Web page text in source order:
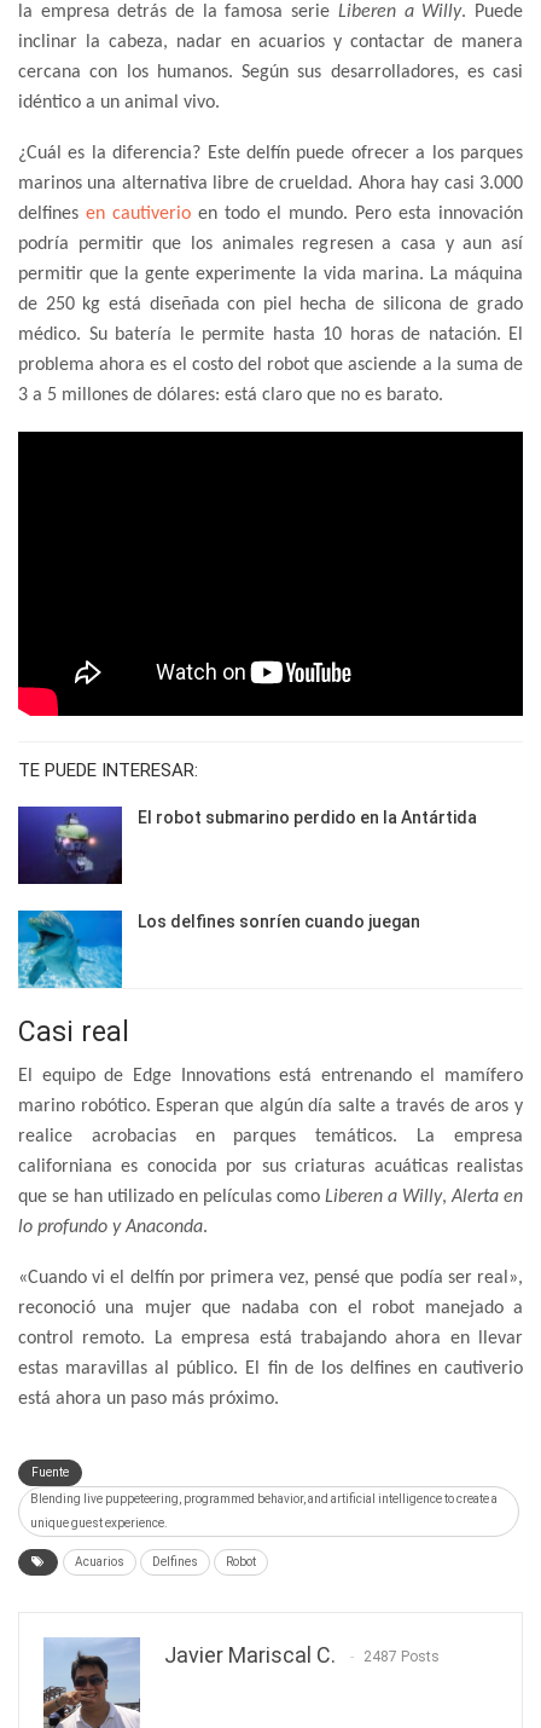
la empresa detrás de la famosa serie Liberen a Willy. Puede
inclinar la cabeza, nadar en acuarios y contactar de manera
cercana con los humanos. Según sus desarrolladores, es casi
idéntico a un animal vivo.
¿Cuál es la diferencia? Este delfín puede ofrecer a los parques
marinos una alternativa libre de crueldad. Ahora hay casi 3.000
delfines en cautiverio en todo el mundo. Pero esta innovación
podría permitir que los animales regresen a casa y aun así
permitir que la gente experimente la vida marina. La máquina
de 250 kg está diseñada con piel hecha de silicona de grado
médico. Su batería le permite hasta 10 horas de natación. El
problema ahora es el costo del robot que asciende a la suma de
3 a 5 millones de dólares: está claro que no es barato.
TE PUEDE INTERESAR:
El robot submarino perdido en la Antártida
Los delfines sonríen cuando juegan
Casi real
El equipo de Edge Innovations está entrenando el mamífero
marino robótico. Esperan que algún día salte a través de aros y
realice acrobacias en parques temáticos. La empresa
californiana es conocida por sus criaturas acuáticas realistas
que se han utilizado en películas como Liberen a Willy,Alerta en
lo profundo y Anaconda.
«Cuando vi el delfín por primera vez, pensé que podía ser real»,
reconoció una mujer que nadaba con el robot manejado a
control remoto. La empresa está trabajando ahora en llevar
estas maravillas al público. El fin de los delfines en cautiverio
está ahora un paso más próximo.
Fuente
Blending live puppeteering, programmed behavior, and artificial intelligence to create a
unique guest experience.
Acuarios Delfines Robot
Javier Mariscal C. 2487 Posts